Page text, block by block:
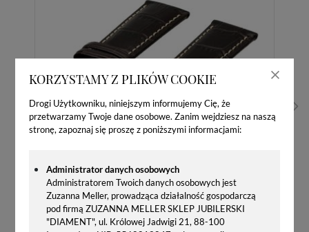
KORZYSTAMY Z PLIKÓW COOKIE
Drogi Użytkowniku, niniejszym informujemy Cię, że
przetwarzamy Twoje dane osobowe. Zanim wejdziesz na naszą
stronę, zapoznaj się proszę z poniższymi informacjami:
Administrator danych osobowych
Administratorem Twoich danych osobowych jest
Zuzanna Meller, prowadząca działalność gospodarczą
pod firmą ZUZANNA MELLER SKLEP JUBILERSKI
"DIAMENT", ul. Królowej Jadwigi 21, 88-100